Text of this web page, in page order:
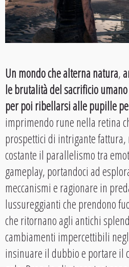
Un mondo che alterna natura,
le brutalità del sacrificio
per poi ribellarsi alle pupille
imprimendo rune nella retina
prospettici di intrigante
costante il parallelismo tra
gameplay, portandoci ad
meccanismi e ragionare in
lussureggianti che prendono
che ritornano agli antichi
cambiamenti impercettibili
insinuare il dubbio e portare il